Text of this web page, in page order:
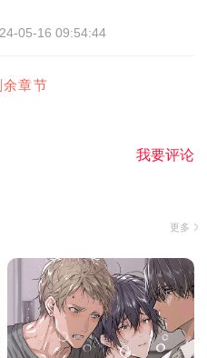
05-16 09:54:44
余章节
我要评论
更多